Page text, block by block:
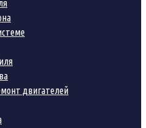
двигателей